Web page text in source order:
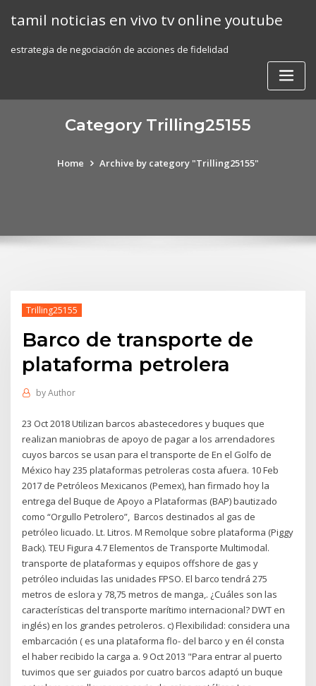
tamil noticias en vivo tv online youtube
estrategia de negociación de acciones de fidelidad
Category Trilling25155
Home Archive by category "Trilling25155"
Trilling25155
Barco de transporte de
plataforma petrolera
byAuthor
23 Oct 2018 Utilizan barcos abastecedores y buques que
realizan maniobras de apoyo de pagar a los arrendadores
cuyos barcos se usan para el transporte de En el Golfo de
México hay 235 plataformas petroleras costa afuera. 10 Feb
2017 de Petróleos Mexicanos (Pemex), han firmado hoy la
entrega del Buque de Apoyo a Plataformas (BAP) bautizado
como “Orgullo Petrolero”, Barcos destinados al gas de
petróleo licuado. Lt. Litros. M Remolque sobre plataforma (Piggy
Back). TEU Figura 4.7 Elementos de Transporte Multimodal.
transporte de plataformas y equipos offshore de gas y
petróleo incluidas las unidades FPSO. El barco tendrá 275
metros de eslora y 78,75 metros de manga,. ¿Cuáles son las
características del transporte marítimo internacional? DWT en
inglés) en los grandes petroleros. c) Flexibilidad: considera una
embarcación ( es una plataforma flo- del barco y en él consta
el haber recibido la carga a. 9 Oct 2013 "Para entrar al puerto
tuvimos que ser guiados por cuatro barcos adaptó un buque